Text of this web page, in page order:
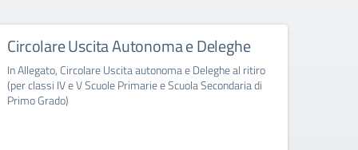
Circolare Uscita Autonoma e Deleghe
In Allegato, Circolare Uscita autonoma e Deleghe al ritiro
(per classi IV e V Scuole Primarie e Scuola Secondaria di
Primo Grado)